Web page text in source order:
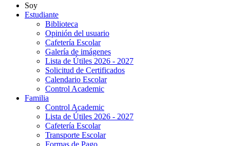
Soy
Estudiante
Biblioteca
Opinión del usuario
Cafetería Escolar
Galería de imágenes
Lista de Útiles 2026 - 2027
Solicitud de Certificados
Calendario Escolar
Control Academic
Familia
Control Academic
Lista de Útiles 2026 - 2027
Cafetería Escolar
Transporte Escolar
Formas de Pago